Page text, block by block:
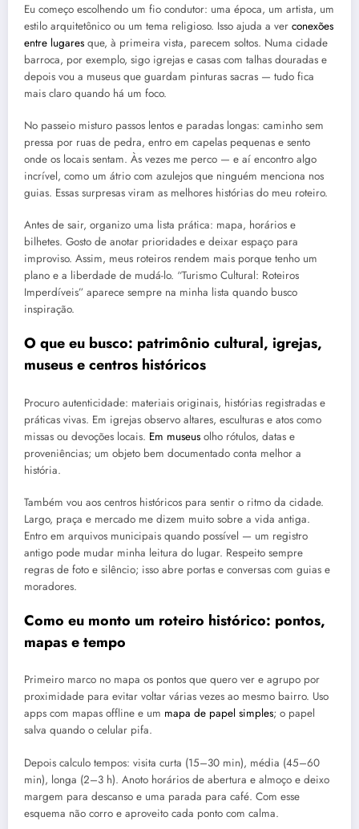
Eu começo escolhendo um fio condutor: uma época, um artista, um
estilo arquitetônico ou um tema religioso. Isso ajuda a ver conexões
entre lugares que, à primeira vista, parecem soltos. Numa cidade
barroca, por exemplo, sigo igrejas e casas com talhas douradas e
depois vou a museus que guardam pinturas sacras — tudo fica
mais claro quando há um foco.
No passeio misturo passos lentos e paradas longas: caminho sem
pressa por ruas de pedra, entro em capelas pequenas e sento
onde os locais sentam. Às vezes me perco — e aí encontro algo
incrível, como um átrio com azulejos que ninguém menciona nos
guias. Essas surpresas viram as melhores histórias do meu roteiro.
Antes de sair, organizo uma lista prática: mapa, horários e
bilhetes. Gosto de anotar prioridades e deixar espaço para
improviso. Assim, meus roteiros rendem mais porque tenho um
plano e a liberdade de mudá-lo. “Turismo Cultural: Roteiros
Imperdíveis” aparece sempre na minha lista quando busco
inspiração.
O que eu busco: patrimônio cultural, igrejas,
museus e centros históricos
Procuro autenticidade: materiais originais, histórias registradas e
práticas vivas. Em igrejas observo altares, esculturas e atos como
missas ou devoções locais. Em museus olho rótulos, datas e
proveniências; um objeto bem documentado conta melhor a
história.
Também vou aos centros históricos para sentir o ritmo da cidade.
Largo, praça e mercado me dizem muito sobre a vida antiga.
Entro em arquivos municipais quando possível — um registro
antigo pode mudar minha leitura do lugar. Respeito sempre
regras de foto e silêncio; isso abre portas e conversas com guias e
moradores.
Como eu monto um roteiro histórico: pontos,
mapas e tempo
Primeiro marco no mapa os pontos que quero ver e agrupo por
proximidade para evitar voltar várias vezes ao mesmo bairro. Uso
apps com mapas offline e um mapa de papel simples; o papel
salva quando o celular pifa.
Depois calculo tempos: visita curta (15–30 min), média (45–60
min), longa (2–3 h). Anoto horários de abertura e almoço e deixo
margem para descanso e uma parada para café. Com esse
esquema não corro e aproveito cada ponto com calma.